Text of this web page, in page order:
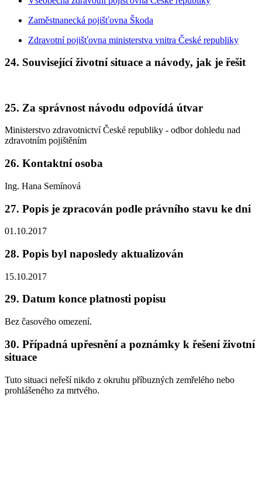
Zaměstnanecká pojišťovna Škoda
Zdravotní pojišťovna ministerstva vnitra České republiky
24. Související životní situace a návody, jak je řešit
25. Za správnost návodu odpovídá útvar
Ministerstvo zdravotnictví České republiky - odbor dohledu nad
zdravotním pojištěním
26. Kontaktní osoba
Ing. Hana Semínová
27. Popis je zpracován podle právního stavu ke dni
01.10.2017
28. Popis byl naposledy aktualizován
15.10.2017
29. Datum konce platnosti popisu
Bez časového omezení.
30. Případná upřesnění a poznámky k řešení životní
situace
Tuto situaci neřeší nikdo z okruhu příbuzných zemřelého nebo
prohlášeného za mrtvého.